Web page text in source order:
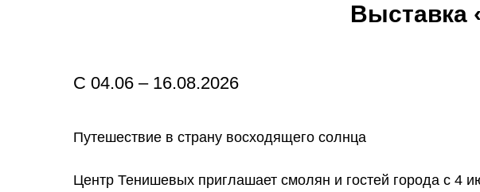
Выставка
С 04.06 – 16.08.2026
Путешествие в страну восходящего солнца
Центр Тенишевых приглашает смолян и гостей города с 4